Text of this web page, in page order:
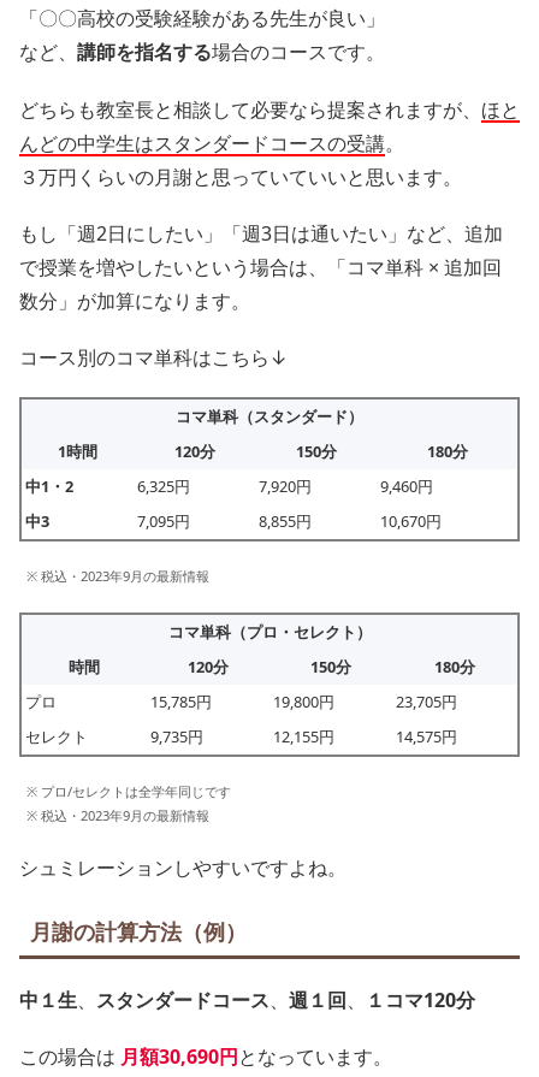
「〇〇高校の受験経験がある先生が良い」
など、 講師を指名する場合のコースです。
どちらも教室長と相談して必要なら提案されますが、 ほと
んどの中学生はスタンダードコースの受講。
３万円くらいの月謝と思っていていいと思います。
もし「週2日にしたい」「週3日は通いたい」など、追加
で授業を増やしたいという場合は、「コマ単科 × 追加回
数分」が加算になります。
コース別のコマ単科はこちら↓
コマ単科（スタンダード）
1時間
120分 150分
180分
中1・2
6,325円 7,920円
9,460円
中3
7,095円 8,855円 10,670円
※ 税込・2023年9月の最新情報
コマ単科（プロ・セレクト）
時間
120分 150分
180分
プロ
15,785円 19,800円
23,705円
セレクト
9,735円 12,155円 14,575円
※ プロ/セレクトは全学年同じです
※ 税込・2023年9月の最新情報
シュミレーションしやすいですよね。
月謝の計算方法（例）
中１生、 スタンダードコース、 週１回、 １コマ120分
この場合は 月額30,690円となっています。